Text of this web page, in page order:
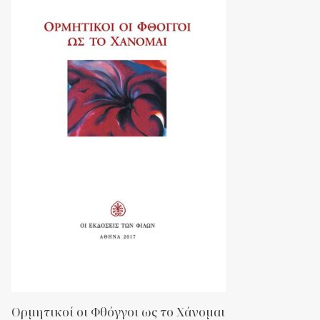
Ορμητικοί οι Φθόγγοι ως το Χάνομαι